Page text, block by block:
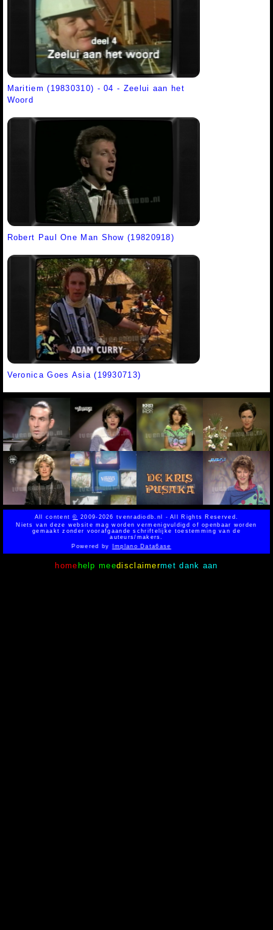
Maritiem (19830310) - 04 - Zeelui aan het
Woord
Robert Paul One Man Show (19820918)
Veronica Goes Asia (19930713)
All content© 2009-2026 tvenradiodb.nl - All Rights Reserved.
Niets van deze website mag worden vermenigvuldigd of openbaar worden
gemaakt zonder voorafgaande schriftelijke toestemming van de
auteurs/makers.
Powered by Implano Data6ase
home help meedisclaimermet dank aan